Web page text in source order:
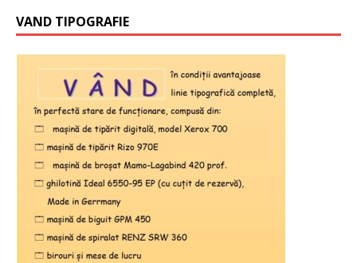
VAND TIPOGRAFIE